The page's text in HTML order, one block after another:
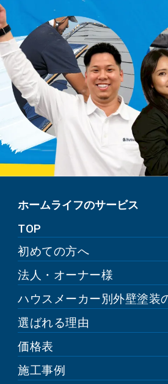
ホームライフのサービス
TOP
初めての方へ
法人・オーナー様
ハウスメーカー別外壁塗装
選ばれる理由
価格表
施工事例